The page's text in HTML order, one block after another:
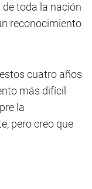
toda la nación
reconocimiento
cuatro años
más difícil
la
pero creo que